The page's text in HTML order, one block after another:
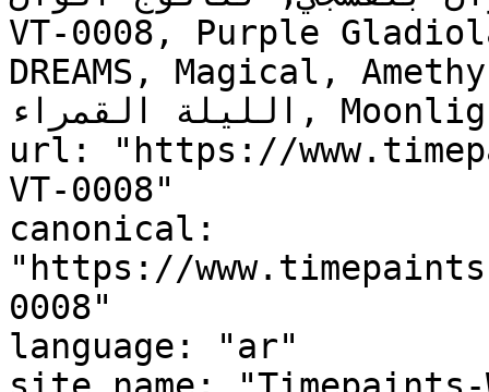
VT-0008, Purple
DREAMS, Magical,
الليلة القمراء, Moonlight Night"
url: "https://
VT-0008"
canonical:
"https://
0008"
language: "ar"